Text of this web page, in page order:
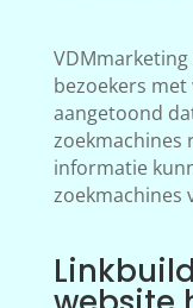
bezoekers
aangetoond
zoekmachines
informatie
zoekmachines